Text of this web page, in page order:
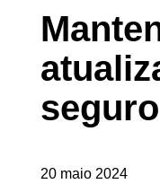
seguro
20 maio 2024